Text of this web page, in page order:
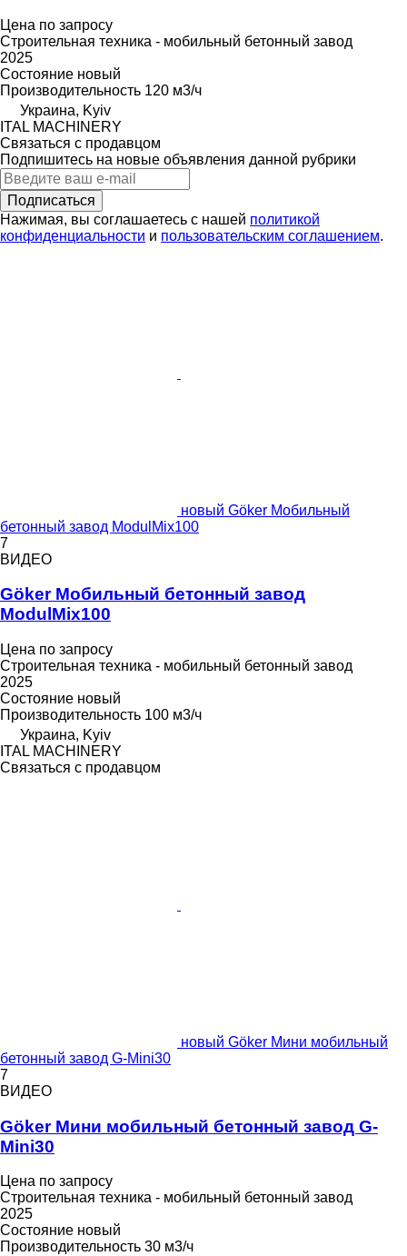
Цена по запросу
Строительная техника - мобильный бетонный завод
2025
Состояние новый
Производительность 120 м3/ч
Украина, Kyiv
ITAL MACHINERY
Связаться с продавцом
Подпишитесь на новые объявления данной рубрики
Подписаться
Нажимая, вы соглашаетесь с нашей политикой
конфиденциальности и пользовательским соглашением.
новый Göker Мобильный
бетонный завод ModulMix100
7
ВИДЕО
Göker Мобильный бетонный завод
ModulMix100
Цена по запросу
Строительная техника - мобильный бетонный завод
2025
Состояние новый
Производительность 100 м3/ч
Украина, Kyiv
ITAL MACHINERY
Связаться с продавцом
новый Göker Мини мобильный
бетонный завод G-Mini30
7
ВИДЕО
Göker Мини мобильный бетонный завод G-
Mini30
Цена по запросу
Строительная техника - мобильный бетонный завод
2025
Состояние новый
Производительность 30 м3/ч